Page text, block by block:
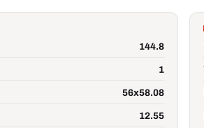
144.8
1
56x58.08
12.55